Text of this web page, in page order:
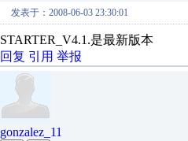
发表于：2008-06-03 23:30:01
STARTER_V4.1.是最新版本
回复 引用 举报
gonzalez_11